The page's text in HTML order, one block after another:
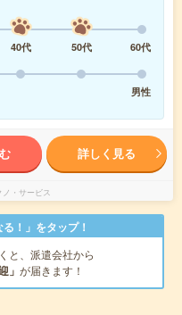
40代 50代
60代
男性
詳しく見る
・サービス
！」をタップ！
と、派遣会社から
」 が届きます！